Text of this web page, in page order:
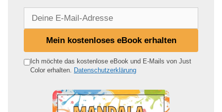
e
Mein kostenloses eBook erhalten
Ich möchte das kostenlose eBook und E-Mails von Just
Color erhalten. Datenschutzerklärung